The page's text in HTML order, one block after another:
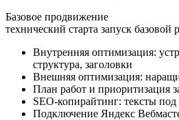
Базовое продвижение
технический старта запуск базовой
Внутренняя оптимизация:
структура, заголовки
Внешняя оптимизация:
План работ и приоритизация
SEO-копирайтинг: тексты
Подключение Яндекс